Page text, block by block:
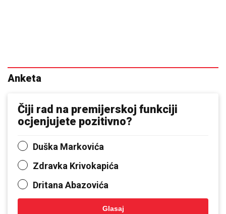
Anketa
Čiji rad na premijerskoj funkciji
ocjenjujete pozitivno?
Duška Markovića
Zdravka Krivokapića
Dritana Abazovića
Glasaj